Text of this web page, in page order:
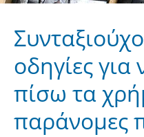
οδηγίες για
πίσω τα
παράνομες